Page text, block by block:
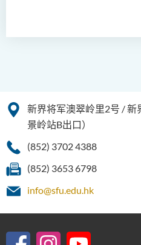
新界将军澳翠岭里2号 /
景岭站B出口）
(852) 3702 4388
(852) 3653 6798
info@sfu.edu.hk